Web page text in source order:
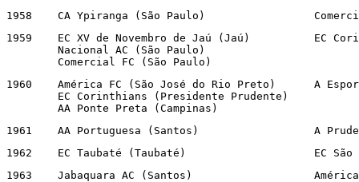
1958	CA
1959	EC XV de Novembro de Jaú (Jaú)		EC Corinthians (Presidente Prudente)
	Comercial FC (São Paulo)
1960	América FC (São José do Rio Preto)	A Esportiva Guaratinguetá (Guaratinguetá)
	AA Ponte Preta (Campinas)
1961	AA
1962	EC
1963